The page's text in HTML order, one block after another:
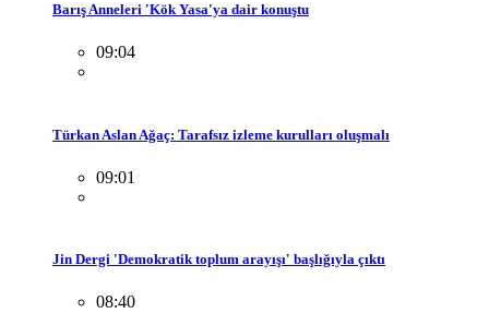
Barış Anneleri 'Kök Yasa'ya dair konuştu
09:04
Türkan Aslan Ağaç: Tarafsız izleme kurulları oluşmalı
09:01
Jin Dergi 'Demokratik toplum arayışı' başlığıyla çıktı
08:40